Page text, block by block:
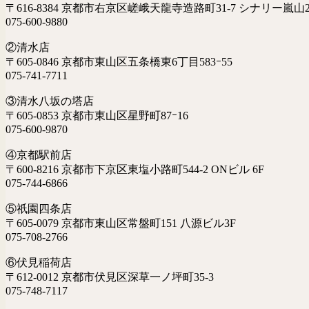
〒616-8384 京都市右京区嵯峨天龍寺造路町31-7 シナリー嵐山
075-600-9880
②清水店
〒605-0846 京都市東山区五条橋東6丁目583ｰ55
075-741-7711
③清水八坂の塔店
〒605-0853 京都市東山区星野町87ｰ16
075-600-9870
④京都駅前店
〒600-8216 京都市下京区東塩小路町544-2 ONビル 6F
075-744-6866
⑤祇園四条店
〒605-0079 京都市東山区常盤町151 八源ビル3F
075-708-2766
⑥伏見稲荷店
〒612-0012 京都市伏見区深草一ノ坪町35-3
075-748-7117